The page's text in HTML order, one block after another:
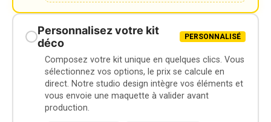
Personnalisez votre kit
déco
PERSONNALISÉ
Composez votre kit unique en quelques clics. Vous
sélectionnez vos options, le prix se calcule en
direct. Notre studio design intègre vos éléments et
vous envoie une maquette à valider avant
production.